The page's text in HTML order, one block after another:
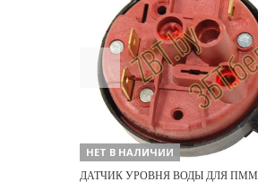
Previous
НЕТ В НАЛИЧИИ
ДАТЧИК УРОВНЯ ВОДЫ ДЛЯ ПММ